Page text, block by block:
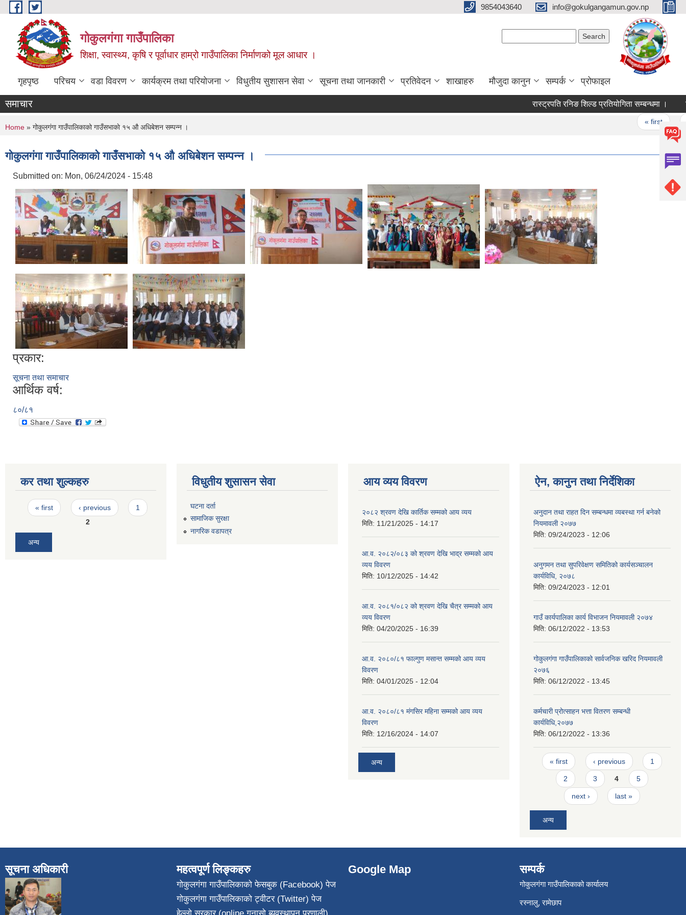
Skip to main content 9854043640 info@gokulgangamun.gov.np
गोकुलगंगा गाउँपालिका
शिक्षा, स्वास्थ्य, कृषि र पूर्वाधार हाम्रो गाउँपालिका निर्माणको मूल आधार ।
गृहपृष्ठ परिचय वडा विवरण कार्यक्रम तथा परियोजना विधुतीय सुशासन सेवा सूचना तथा जानकारी प्रतिवेदन शाखाहरु मौजुदा कानुन सम्पर्क प्रोफाइल
समाचार रास्ट्रपति रनिङ शिल्ड प्रतियोगिता सम्बन्धमा ।
« first
You are here
Home » गोकुलगंगा गाउँपालिकाको गाउँसभाकाे १५ औ अधिबेशन सम्पन्न ।
गोकुलगंगा गाउँपालिकाको गाउँसभाकाे १५ औ अधिबेशन सम्पन्न ।
Submitted on: Mon, 06/24/2024 - 15:48
प्रकार:
सूचना तथा समाचार
आर्थिक वर्ष:
८०/८१
कर तथा शुल्कहरु
Pages
« first ‹ previous
1
2
अन्य
विधुतीय शुसासन सेवा
घटना दर्ता
सामाजिक सुरक्षा
नागरिक वडापत्र
आय व्यय विवरण
२०८२ श्रवण देखि कार्तिक सम्मको आय व्यय
मिति: 11/21/2025 - 14:17
आ.व. २०८२/०८३ को श्रवण देखि भाद्र सम्मको आय
व्यय विवरण
मिति: 10/12/2025 - 14:42
आ.व. २०८१/०८२ को श्रवण देखि चैत्र सम्मको आय
व्यय विवरण
मिति: 04/20/2025 - 16:39
आ.व. २०८०/८१ फाल्गुण मसान्त सम्मको आय व्यय
विवरण
मिति: 04/01/2025 - 12:04
आ.व. २०८०/८१ मंगसिर महिना सम्मको आय व्यय
विवरण
मिति: 12/16/2024 - 14:07
अन्य
ऐन, कानुन तथा निर्देशिका
अनुदान तथा राहत दिन सम्बन्धमा व्यबस्था गर्न बनेको
नियमावली २०७७
मिति: 09/24/2023 - 12:06
अनुगमन तथा सुपरिवेक्षण समितिको कार्यसञ्चालन
कार्यविधि, २०७८
मिति: 09/24/2023 - 12:01
गाउँ कार्यपालिका कार्य विभाजन नियमावली २०७४
मिति: 06/12/2022 - 13:53
गोकुलगंगा गाउँपालिकाको सार्वजनिक खरिद नियमावली
२०७६
मिति: 06/12/2022 - 13:45
कर्मचारी प्रोत्साहन भत्ता वितरण सम्बन्धी
कार्यविधि,२०७७
मिति: 06/12/2022 - 13:36
Pages
« first ‹ previous 1
2 3 4 5
next › last »
अन्य
सूचना अधिकारी महत्वपूर्ण लिङ्कहरु
गोकुलगंगा गाउँपालिकाको फेसबुक (Facebook) पेज
गोकुलगंगा गाउँपालिकाको ट्वीटर (Twitter) पेज
Google Map सम्पर्क
गोकुलगंगा गाउँपालिकाको कार्यालय
रस्नालु, रामेछाप